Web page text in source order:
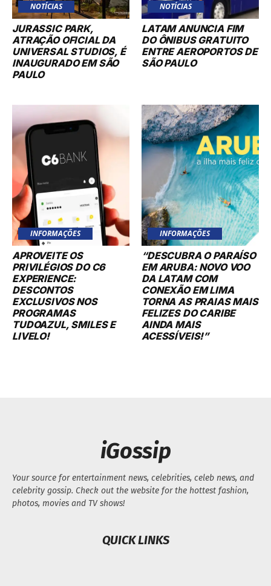
NOTÍCIAS
JURASSIC PARK,
ATRAÇÃO OFICIAL DA
UNIVERSAL STUDIOS, É
INAUGURADO EM SÃO
PAULO
NOTÍCIAS
LATAM ANUNCIA FIM
DO ÔNIBUS GRATUITO
ENTRE AEROPORTOS DE
SÃO PAULO
INFORMAÇÕES
APROVEITE OS
PRIVILÉGIOS DO C6
EXPERIENCE:
DESCONTOS
EXCLUSIVOS NOS
PROGRAMAS
TUDOAZUL, SMILES E
LIVELO!
INFORMAÇÕES
“DESCUBRA O PARAÍSO
EM ARUBA: NOVO VOO
DA LATAM COM
CONEXÃO EM LIMA
TORNA AS PRAIAS MAIS
FELIZES DO CARIBE
AINDA MAIS
ACESSÍVEIS!”
iGossip
Your source for entertainment news, celebrities, celeb news, and
celebrity gossip. Check out the website for the hottest fashion,
photos, movies and TV shows!
QUICK LINKS